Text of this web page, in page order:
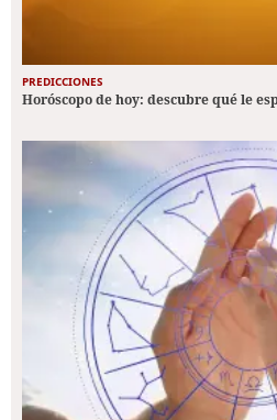
PREDICCIONES
Horóscopo de hoy: descubre qué le